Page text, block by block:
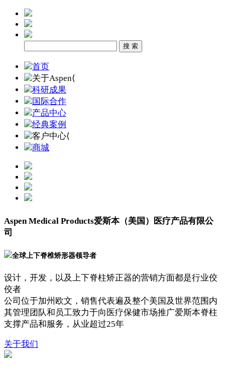
首页
关于Aspen⟨
科研成果
国际合作
产品中心
经典案例
客户中心⟨
商城
Aspen Medical Products爱斯本（美国）医疗产品有限公
司
全球上下脊椎矫形器领导者
设计，开发，以及上下脊柱矫正器的营销方面都是行业佼
佼者
公司位于加州欧文，销售代表遍及整个美国及世界范围内
其管理团队和员工致力于向医疗保健市场推广爱斯本脊柱
支撑产品和服务，从业超过25年
关于我们